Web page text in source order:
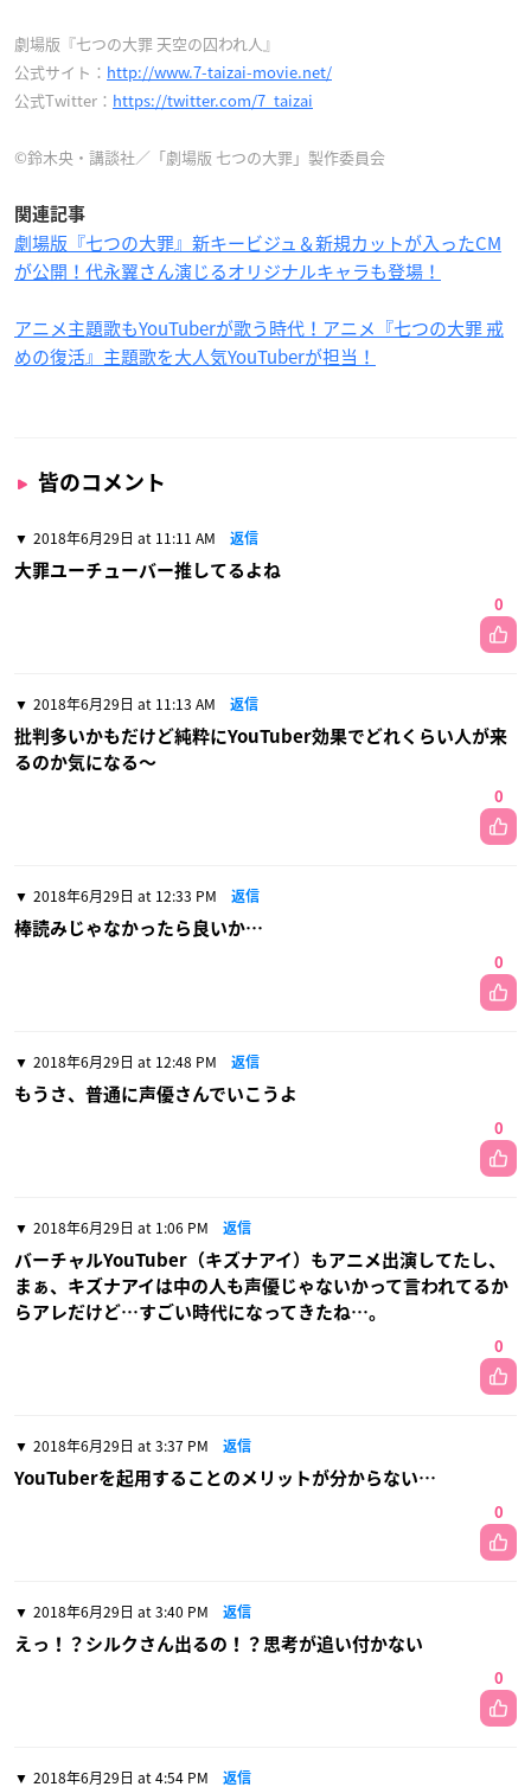
劇場版『七つの大罪 天空の囚われ人』
公式サイト： http://www.7-taizai-movie.net/
公式Twitter： https://twitter.com/7_taizai
©鈴木央・講談社／「劇場版 七つの大罪」製作委員会
関連記事
劇場版『七つの大罪』新キービジュ＆新規カットが入ったCM
が公開！代永翼さん演じるオリジナルキャラも登場！
アニメ主題歌もYouTuberが歌う時代！アニメ『七つの大罪 戒
めの復活』主題歌を大人気YouTuberが担当！
皆のコメント
2018年6月29日 at 11:11 AM 返信
大罪ユーチューバー推してるよね
0
2018年6月29日 at 11:13 AM 返信
批判多いかもだけど純粋にYouTuber効果でどれくらい人が来
るのか気になる〜
0
2018年6月29日 at 12:33 PM 返信
棒読みじゃなかったら良いか…
0
2018年6月29日 at 12:48 PM 返信
もうさ、普通に声優さんでいこうよ
0
2018年6月29日 at 1:06 PM 返信
バーチャルYouTuber（キズナアイ）もアニメ出演してたし、
まぁ、キズナアイは中の人も声優じゃないかって言われてるか
らアレだけど…すごい時代になってきたね…。
0
2018年6月29日 at 3:37 PM 返信
YouTuberを起用することのメリットが分からない…
0
2018年6月29日 at 3:40 PM 返信
えっ！？シルクさん出るの！？思考が追い付かない
0
2018年6月29日 at 4:54 PM 返信